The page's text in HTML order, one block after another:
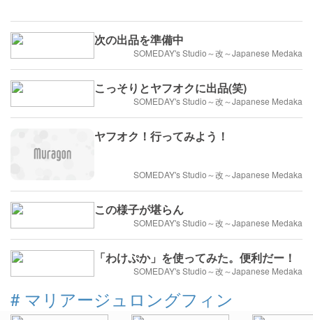
次の出品を準備中
SOMEDAY's Studio～改～Japanese Medaka
こっそりとヤフオクに出品(笑)
SOMEDAY's Studio～改～Japanese Medaka
ヤフオク！行ってみよう！
SOMEDAY's Studio～改～Japanese Medaka
この様子が堪らん
SOMEDAY's Studio～改～Japanese Medaka
「わけぷか」を使ってみた。便利だー！
SOMEDAY's Studio～改～Japanese Medaka
# マリアージュロングフィン